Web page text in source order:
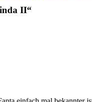
II“